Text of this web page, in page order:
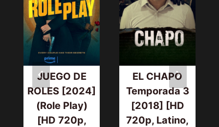
JUEGO DE
ROLES [2024]
(Role Play)
[HD 720p,
EL CHAPO
Temporada 3
[2018] [HD
720p, Latino,